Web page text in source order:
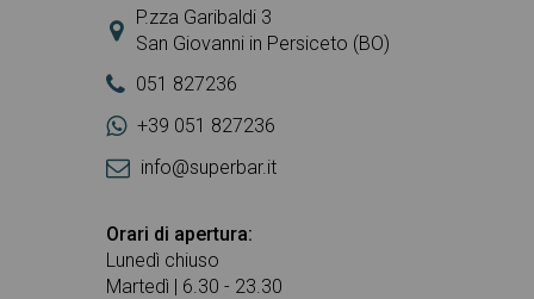
P.zza Garibaldi 3
San Giovanni in Persiceto (BO)
051 827236
+39 051 827236
info@superbar.it
Orari di apertura:
Lunedì chiuso
Martedì | 6.30 - 23.30